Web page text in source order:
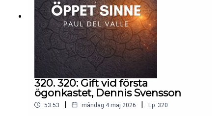
320. 320: Gift vid första
ögonkastet, Dennis Svensson
53:53 | måndag 4 maj 2026 | Ep. 320